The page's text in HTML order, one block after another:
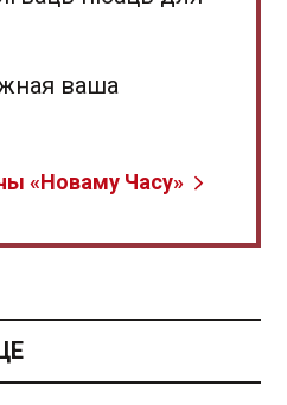
ваша
«Новаму Часу»